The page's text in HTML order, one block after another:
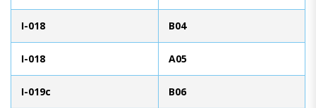
I-018 B04
I-018 A05
I-019c B06